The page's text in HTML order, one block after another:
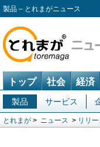
製品 – とれまがニュース
トップ 社会 経済
製品 サービス
とれまが > ニュース > リリ